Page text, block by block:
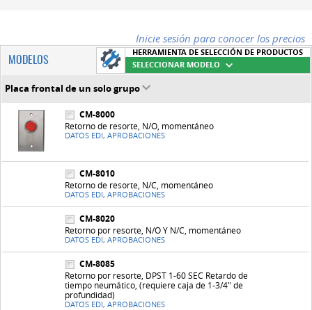
Inicie sesión para conocer los precios
MODELOS
HERRAMIENTA DE SELECCIÓN DE PRODUCTOS
SELECCIONAR MODELO
Placa frontal de un solo grupo
CM-8000
Retorno de resorte, N/O, momentáneo
DATOS EDI, APROBACIONES
CM-8010
Retorno de resorte, N/C, momentáneo
DATOS EDI, APROBACIONES
CM-8020
Retorno por resorte, N/O Y N/C, momentáneo
DATOS EDI, APROBACIONES
CM-8085
Retorno por resorte, DPST 1-60 SEC Retardo de
tiempo neumático, (requiere caja de 1-3/4" de
profundidad)
DATOS EDI, APROBACIONES